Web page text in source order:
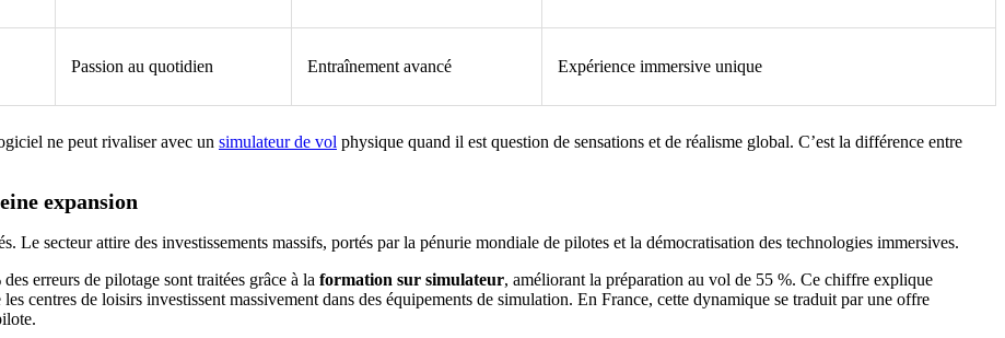
Passion au quotidien Entraînement avancé Expérience immersive unique
ne peut rivaliser avec un simulateur de vol physique quand il est question de sensations et de réalisme global. C’est la différence entre
expansion
Le secteur attire des investissements massifs, portés par la pénurie mondiale de pilotes et la démocratisation des technologies immersives.
erreurs de pilotage sont traitées grâce à la formation sur simulateur, améliorant la préparation au vol de 55 %. Ce chiffre explique
centres de loisirs investissent massivement dans des équipements de simulation. En France, cette dynamique se traduit par une offre